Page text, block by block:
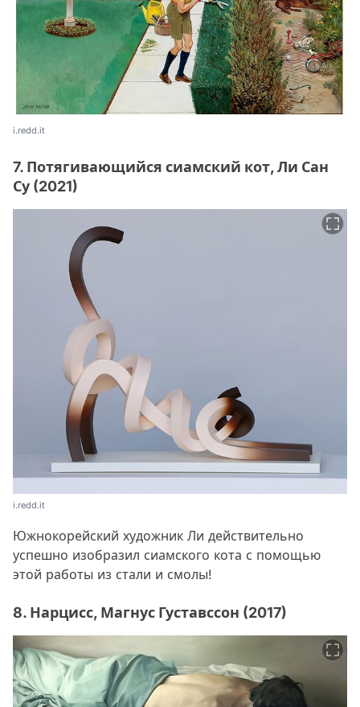
i.redd.it
7. Потягивающийся сиамский кот, Ли Сан
Су (2021)
i.redd.it
Южнокорейский художник Ли действительно
успешно изобразил сиамского кота с помощью
этой работы из стали и смолы!
8. Нарцисс, Магнус Густавссон (2017)